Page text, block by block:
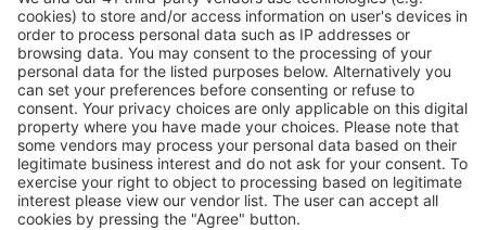
Stáhněte si naši aplikacia plánujte své cesty
pohodlně